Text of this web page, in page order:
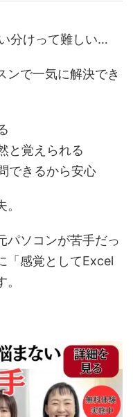
分けって難しい…
ンで一気に解決でき
と覚えられる
できるから安心
パソコンが苦手だっ
「感覚としてExcel